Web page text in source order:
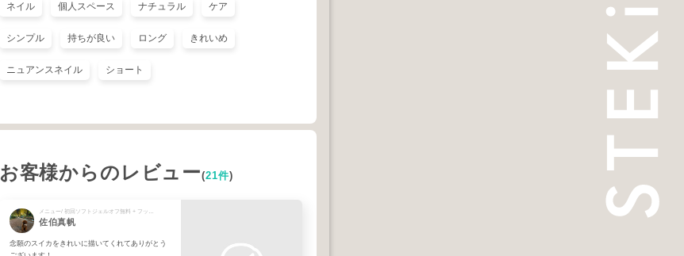
ネイル 個人スペース ナチュラル ケア
シンプル 持ちが良い ロング きれいめ
ニュアンスネイル ショート
お客様からのレビュー(21件)
佐伯真帆
念願のスイカをきれいに描いてくれてありがとう